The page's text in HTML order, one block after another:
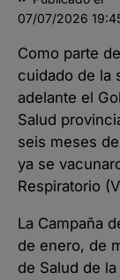
07/07/2026
Como parte
cuidado de la
adelante el
Salud
seis meses
ya se
Respiratorio
La Campaña
de enero, de
de Salud de